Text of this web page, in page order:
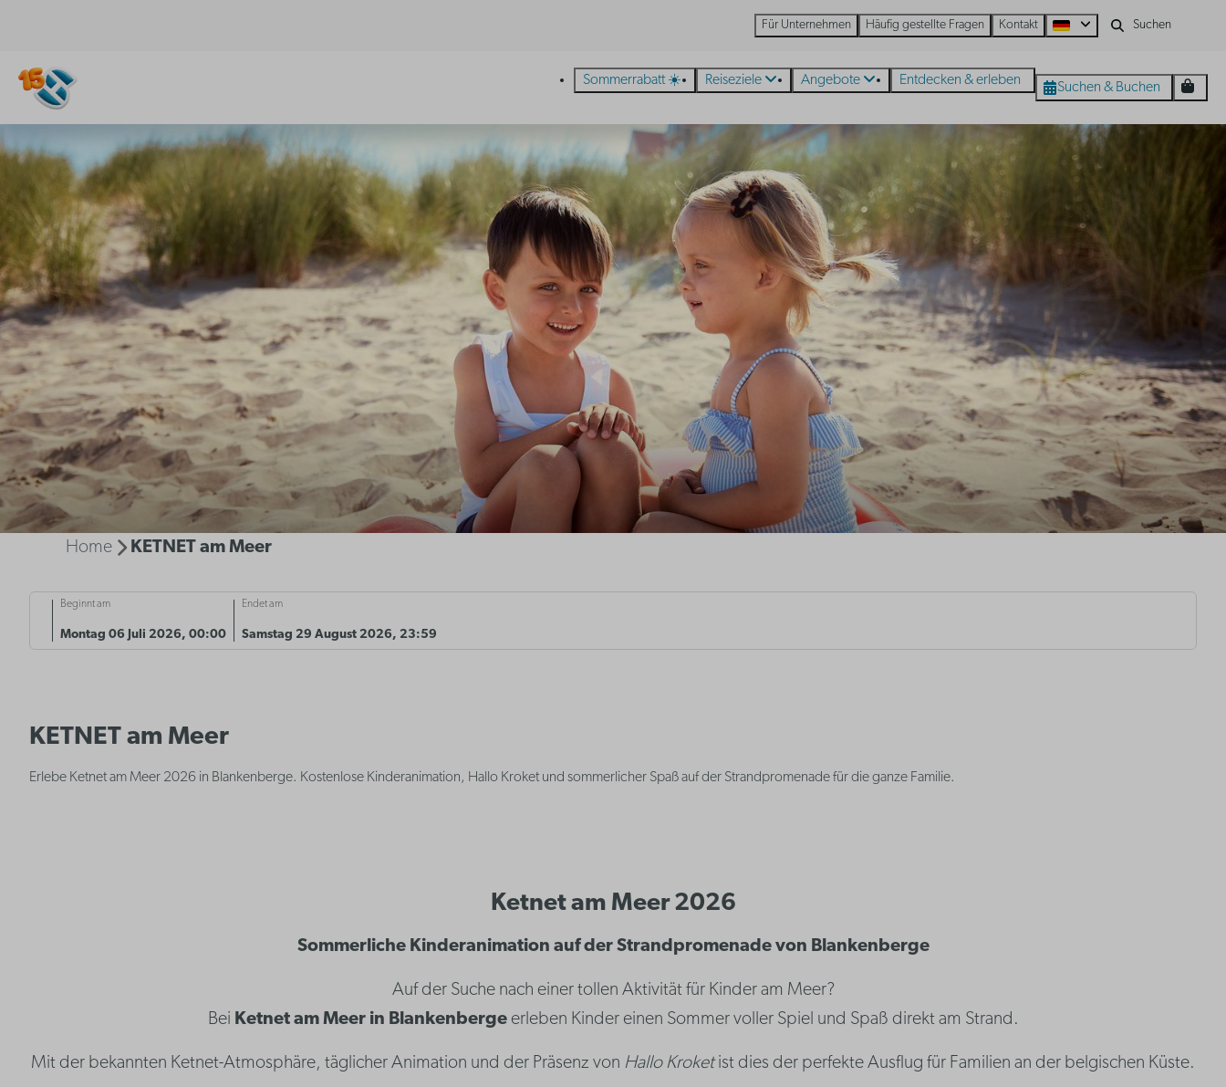
Für Unternehmen Häufig gestellte Fragen Kontakt
Sommerrabatt ☀️ Reiseziele Angebote Entdecken & erleben Suchen & Buchen
Home KETNET am Meer
Beginnt am
Montag 06 Juli 2026, 00:00
Endet am
Samstag 29 August 2026, 23:59
KETNET am Meer
Erlebe Ketnet am Meer 2026 in Blankenberge. Kostenlose Kinderanimation, Hallo Kroket und sommerlicher Spaß auf der Strandpromenade für die ganze Familie.
Ketnet am Meer 2026
Sommerliche Kinderanimation auf der Strandpromenade von Blankenberge
Auf der Suche nach einer tollen Aktivität für Kinder am Meer?
Bei Ketnet am Meer in Blankenbergeerleben Kinder einen Sommer voller Spiel und Spaß direkt am Strand.
Mit der bekannten Ketnet-Atmosphäre, täglicher Animation und der Präsenz von Hallo Kroketist dies der perfekte Ausflug für Familien an der belgischen Küste.